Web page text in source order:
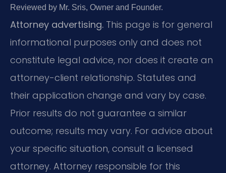
Reviewed by Mr. Sris, Owner and Founder.
Attorney advertising. This page is for general
informational purposes only and does not
constitute legal advice, nor does it create an
attorney-client relationship. Statutes and
their application change and vary by case.
Prior results do not guarantee a similar
outcome; results may vary. For advice about
your specific situation, consult a licensed
attorney. Attorney responsible for this